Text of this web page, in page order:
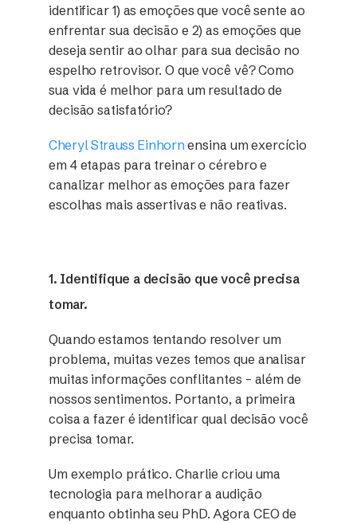
identificar 1) as emoções que você sente ao
enfrentar sua decisão e 2) as emoções que
deseja sentir ao olhar para sua decisão no
espelho retrovisor. O que você vê? Como
sua vida é melhor para um resultado de
decisão satisfatório?
Cheryl Strauss Einhornensina um exercício
em 4 etapas para treinar o cérebro e
canalizar melhor as emoções para fazer
escolhas mais assertivas e não reativas.
1. Identifique a decisão que você precisa
tomar.
Quando estamos tentando resolver um
problema, muitas vezes temos que analisar
muitas informações conflitantes – além de
nossos sentimentos. Portanto, a primeira
coisa a fazer é identificar qual decisão você
precisa tomar.
Um exemplo prático. Charlie criou uma
tecnologia para melhorar a audição
enquanto obtinha seu PhD. Agora CEO de